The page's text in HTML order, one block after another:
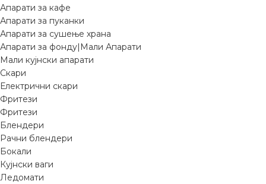
Апарати за кафе
Апарати за пуканки
Апарати за сушење храна
Апарати за фонду|Мали Апарати
Мали кујнски апарати
Скари
Електрични скари
Фритези
Фритези
Блендери
Рачни блендери
Бокали
Кујнски ваги
Ледомати